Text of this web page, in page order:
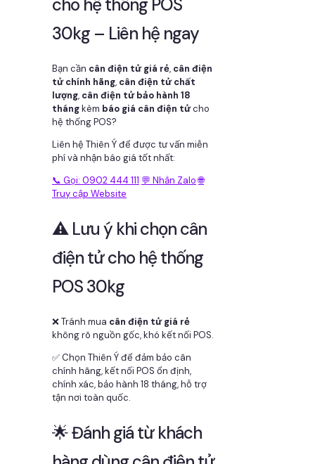
cho hệ thống POS
30kg – Liên hệ ngay
Bạn cần cân điện tử giá rẻ, cân điện
tử chính hãng, cân điện tử chất
lượng, cân điện tử bảo hành 18
thángkèm báo giá cân điện tửcho
hệ thống POS?
Liên hệ Thiên Ý để được tư vấn miễn
phí và nhận báo giá tốt nhất:
📞 Gọi: 0902 444 111 💬 Nhắn Zalo 🌐
Truy cập Website
⚠️ Lưu ý khi chọn cân
điện tử cho hệ thống
POS 30kg
❌ Tránh mua cân điện tử giá rẻ
không rõ nguồn gốc, khó kết nối POS.
✅ Chọn Thiên Ý để đảm bảo cân
chính hãng, kết nối POS ổn định,
chính xác, bảo hành 18 tháng, hỗ trợ
tận nơi toàn quốc.
🌟 Đánh giá từ khách